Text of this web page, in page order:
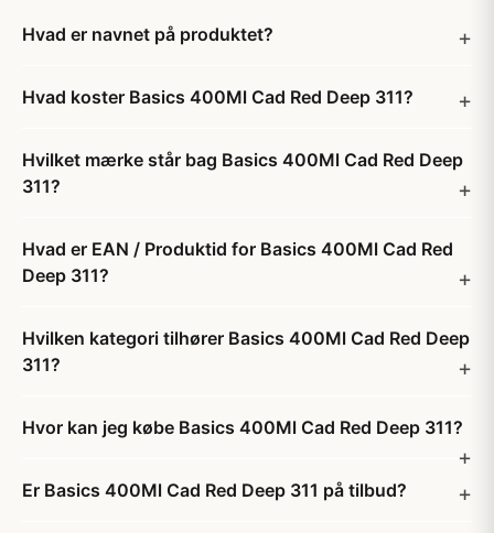
Hvad er navnet på produktet?
Hvad koster Basics 400Ml Cad Red Deep 311?
Hvilket mærke står bag Basics 400Ml Cad Red Deep
311?
Hvad er EAN / Produktid for Basics 400Ml Cad Red
Deep 311?
Hvilken kategori tilhører Basics 400Ml Cad Red Deep
311?
Hvor kan jeg købe Basics 400Ml Cad Red Deep 311?
Er Basics 400Ml Cad Red Deep 311 på tilbud?